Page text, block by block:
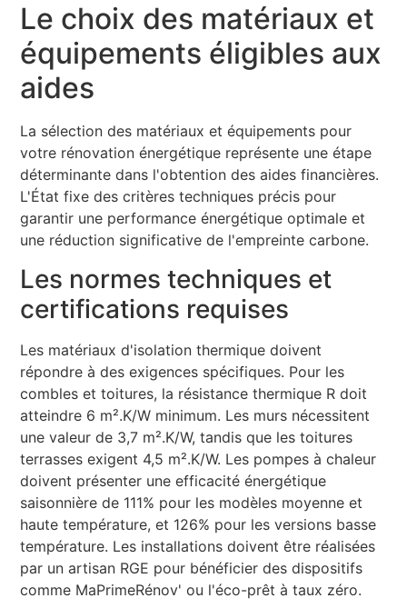
Le choix des matériaux et
équipements éligibles aux
aides
La sélection des matériaux et équipements pour
votre rénovation énergétique représente une étape
déterminante dans l'obtention des aides financières.
L'État fixe des critères techniques précis pour
garantir une performance énergétique optimale et
une réduction significative de l'empreinte carbone.
Les normes techniques et
certifications requises
Les matériaux d'isolation thermique doivent
répondre à des exigences spécifiques. Pour les
combles et toitures, la résistance thermique R doit
atteindre 6 m².K/W minimum. Les murs nécessitent
une valeur de 3,7 m².K/W, tandis que les toitures
terrasses exigent 4,5 m².K/W. Les pompes à chaleur
doivent présenter une efficacité énergétique
saisonnière de 111% pour les modèles moyenne et
haute température, et 126% pour les versions basse
température. Les installations doivent être réalisées
par un artisan RGE pour bénéficier des dispositifs
comme MaPrimeRénov' ou l'éco-prêt à taux zéro.